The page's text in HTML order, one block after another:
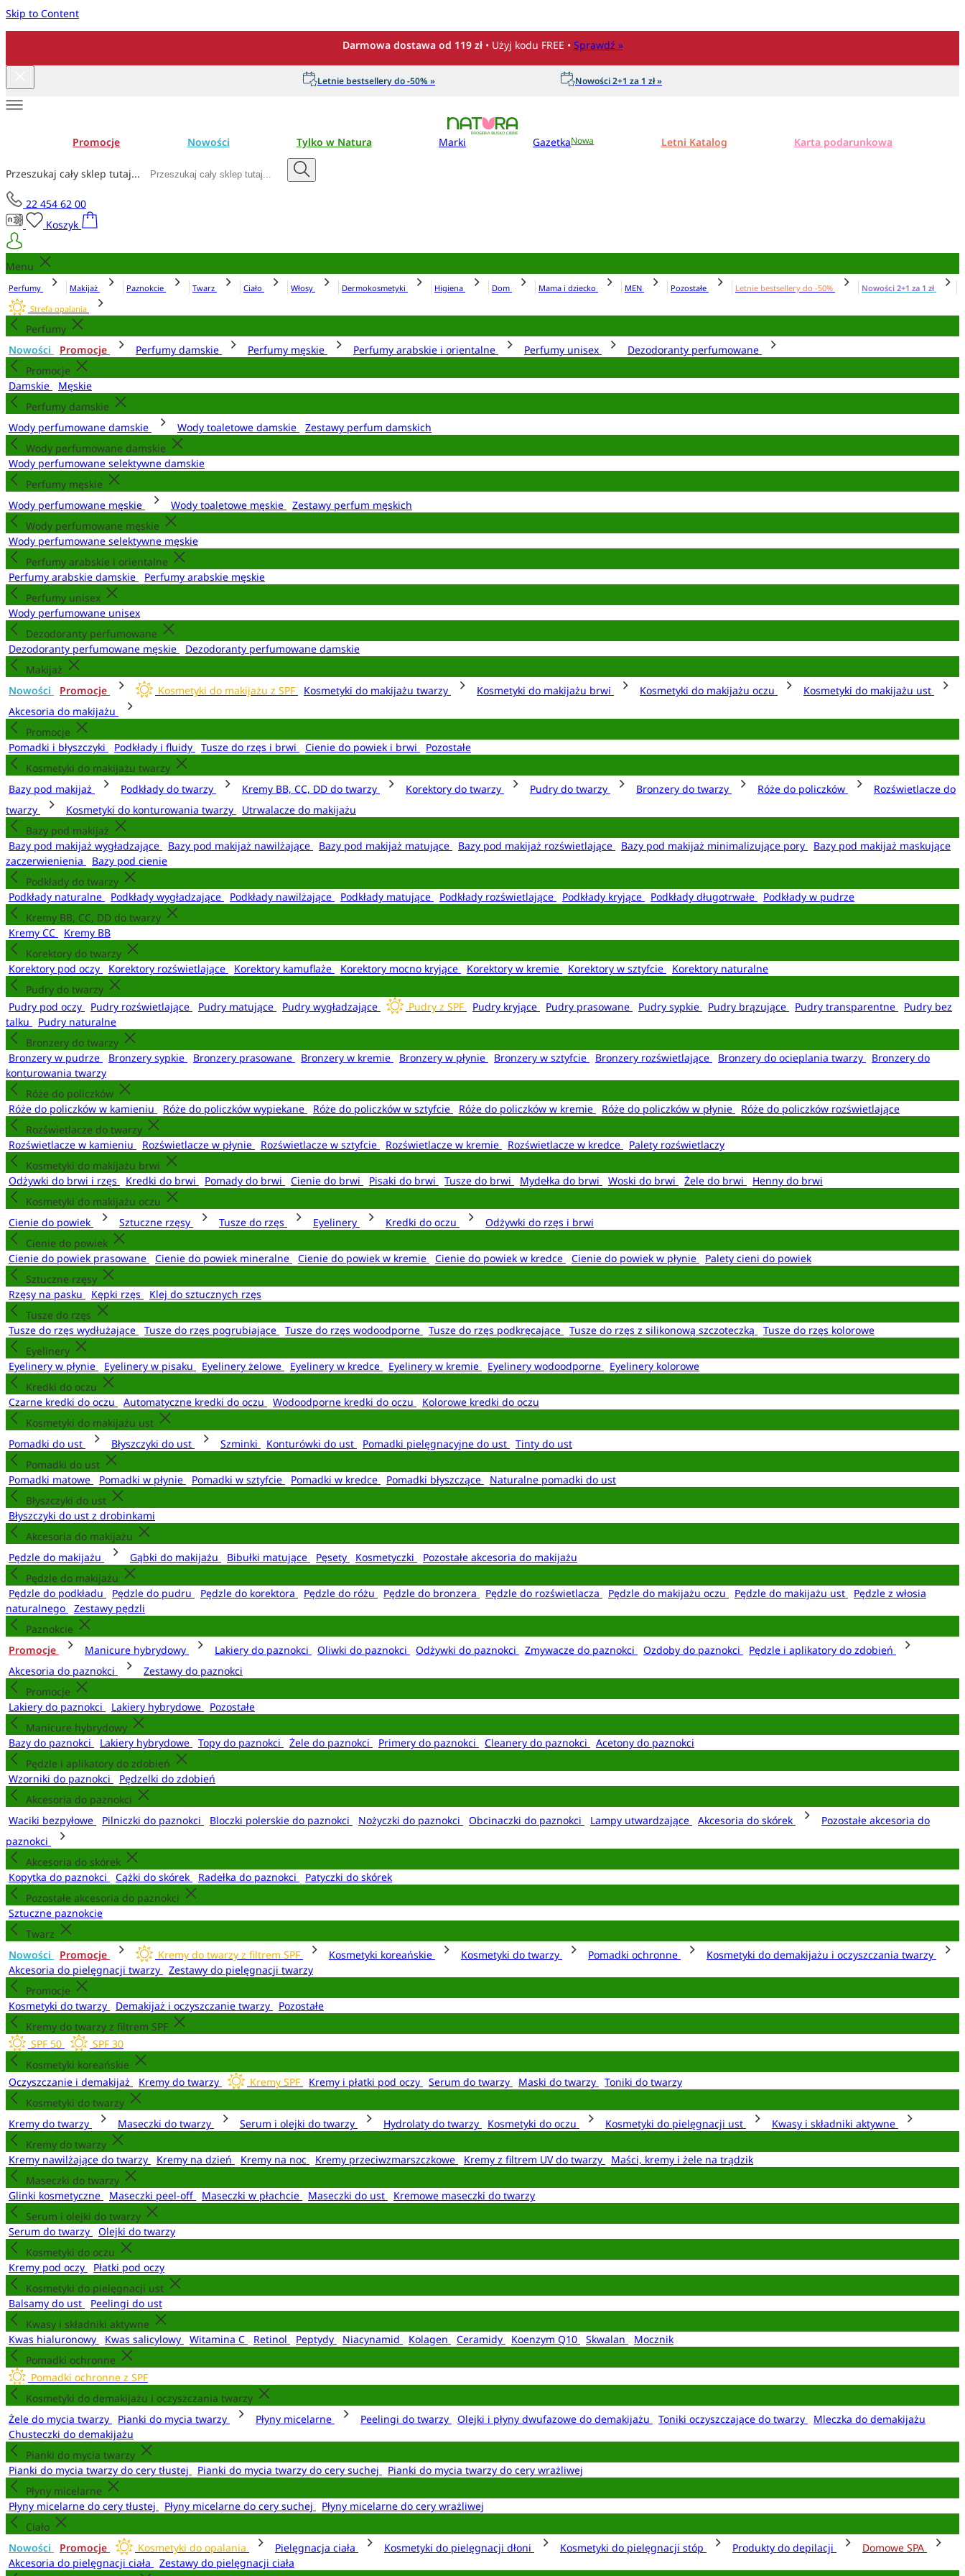
Skip to Content
Darmowa dostawa od 119 zł • Użyj kodu FREE • Sprawdź »
Letnie bestsellery do -50% » Nowości 2+1 za 1 zł »
Promocje Nowości Tylko w Natura Marki GazetkaNowa Letni Katalog Karta podarunkowa
Przeszukaj cały sklep tutaj...
22 454 62 00
Koszyk
Menu
Perfumy Makijaż Paznokcie Twarz Ciało Włosy Dermokosmetyki Higiena Dom Mama i dziecko MEN Pozostałe Letnie bestsellery do -50%
Nowości 2+1 za 1 zł
Strefa opalania
Perfumy
Nowości
Promocje Perfumy damskie Perfumy męskie Perfumy arabskie i orientalne Perfumy unisex
Dezodoranty perfumowane
Promocje
Damskie
Męskie
Perfumy damskie
Wody perfumowane damskie
Wody toaletowe damskie
Zestawy perfum damskich
Wody perfumowane damskie
Wody perfumowane selektywne damskie
Perfumy męskie
Wody perfumowane męskie
Wody toaletowe męskie
Zestawy perfum męskich
Wody perfumowane męskie
Wody perfumowane selektywne męskie
Perfumy arabskie i orientalne
Perfumy arabskie damskie
Perfumy arabskie męskie
Perfumy unisex
Wody perfumowane unisex
Dezodoranty perfumowane
Dezodoranty perfumowane męskie
Dezodoranty perfumowane damskie
Makijaż
Nowości
Promocje Kosmetyki do makijażu z SPF Kosmetyki do makijażu twarzy Kosmetyki do makijażu brwi Kosmetyki do makijażu oczu
Kosmetyki do makijażu ust
Akcesoria do makijażu
Promocje
Pomadki i błyszczyki
Podkłady i fluidy Tusze do rzęs i brwi Cienie do powiek i brwi
Pozostałe
Kosmetyki do makijażu twarzy
Bazy pod makijaż
Podkłady do twarzy Kremy BB, CC, DD do twarzy Korektory do twarzy Pudry do twarzy Bronzery do twarzy Róże do policzków
Rozświetlacze do
twarzy
Kosmetyki do konturowania twarzy
Utrwalacze do makijażu
Bazy pod makijaż
Bazy pod makijaż wygładzające
Bazy pod makijaż nawilżające Bazy pod makijaż matujące Bazy pod makijaż rozświetlające Bazy pod makijaż minimalizujące pory
Bazy pod makijaż maskujące
zaczerwienienia
Bazy pod cienie
Podkłady do twarzy
Podkłady naturalne
Podkłady wygładzające Podkłady nawilżające Podkłady matujące Podkłady rozświetlające Podkłady kryjące Podkłady długotrwałe
Podkłady w pudrze
Kremy BB, CC, DD do twarzy
Kremy CC
Kremy BB
Korektory do twarzy
Korektory pod oczy
Korektory rozświetlające Korektory kamuflaże Korektory mocno kryjące Korektory w kremie Korektory w sztyfcie
Korektory naturalne
Pudry do twarzy
Pudry pod oczy
Pudry rozświetlające Pudry matujące Pudry wygładzające Pudry z SPF Pudry kryjące Pudry prasowane Pudry sypkie Pudry brązujące Pudry transparentne
Pudry bez
talku
Pudry naturalne
Bronzery do twarzy
Bronzery w pudrze
Bronzery sypkie Bronzery prasowane Bronzery w kremie Bronzery w płynie Bronzery w sztyfcie Bronzery rozświetlające Bronzery do ocieplania twarzy
Bronzery do
konturowania twarzy
Róże do policzków
Róże do policzków w kamieniu
Róże do policzków wypiekane Róże do policzków w sztyfcie Róże do policzków w kremie Róże do policzków w płynie
Róże do policzków rozświetlające
Rozświetlacze do twarzy
Rozświetlacze w kamieniu
Rozświetlacze w płynie Rozświetlacze w sztyfcie Rozświetlacze w kremie Rozświetlacze w kredce
Palety rozświetlaczy
Kosmetyki do makijażu brwi
Odżywki do brwi i rzęs
Kredki do brwi Pomady do brwi Cienie do brwi Pisaki do brwi Tusze do brwi Mydełka do brwi Woski do brwi Żele do brwi
Henny do brwi
Kosmetyki do makijażu oczu
Cienie do powiek
Sztuczne rzęsy Tusze do rzęs Eyelinery Kredki do oczu
Odżywki do rzęs i brwi
Cienie do powiek
Cienie do powiek prasowane
Cienie do powiek mineralne Cienie do powiek w kremie Cienie do powiek w kredce Cienie do powiek w płynie
Palety cieni do powiek
Sztuczne rzęsy
Rzęsy na pasku
Kępki rzęs
Klej do sztucznych rzęs
Tusze do rzęs
Tusze do rzęs wydłużające
Tusze do rzęs pogrubiające Tusze do rzęs wodoodporne Tusze do rzęs podkręcające Tusze do rzęs z silikonową szczoteczką
Tusze do rzęs kolorowe
Eyelinery
Eyelinery w płynie
Eyelinery w pisaku Eyelinery żelowe Eyelinery w kredce Eyelinery w kremie Eyelinery wodoodporne
Eyelinery kolorowe
Kredki do oczu
Czarne kredki do oczu
Automatyczne kredki do oczu Wodoodporne kredki do oczu
Kolorowe kredki do oczu
Kosmetyki do makijażu ust
Pomadki do ust
Błyszczyki do ust Szminki Konturówki do ust Pomadki pielęgnacyjne do ust
Tinty do ust
Pomadki do ust
Pomadki matowe
Pomadki w płynie Pomadki w sztyfcie Pomadki w kredce Pomadki błyszczące
Naturalne pomadki do ust
Błyszczyki do ust
Błyszczyki do ust z drobinkami
Akcesoria do makijażu
Pędzle do makijażu
Gąbki do makijażu Bibułki matujące Pęsety Kosmetyczki
Pozostałe akcesoria do makijażu
Pędzle do makijażu
Pędzle do podkładu
Pędzle do pudru Pędzle do korektora Pędzle do różu Pędzle do bronzera Pędzle do rozświetlacza Pędzle do makijażu oczu Pędzle do makijażu ust
Pędzle z włosia
naturalnego
Zestawy pędzli
Paznokcie
Promocje
Manicure hybrydowy Lakiery do paznokci Oliwki do paznokci Odżywki do paznokci Zmywacze do paznokci Ozdoby do paznokci
Pędzle i aplikatory do zdobień
Akcesoria do paznokci
Zestawy do paznokci
Promocje
Lakiery do paznokci
Lakiery hybrydowe
Pozostałe
Manicure hybrydowy
Bazy do paznokci
Lakiery hybrydowe Topy do paznokci Żele do paznokci Primery do paznokci Cleanery do paznokci
Acetony do paznokci
Pędzle i aplikatory do zdobień
Wzorniki do paznokci
Pędzelki do zdobień
Akcesoria do paznokci
Waciki bezpyłowe
Pilniczki do paznokci Bloczki polerskie do paznokci Nożyczki do paznokci Obcinaczki do paznokci Lampy utwardzające Akcesoria do skórek
Pozostałe akcesoria do
paznokci
Akcesoria do skórek
Kopytka do paznokci
Cążki do skórek Radełka do paznokci
Patyczki do skórek
Pozostałe akcesoria do paznokci
Sztuczne paznokcie
Twarz
Nowości
Promocje Kremy do twarzy z filtrem SPF Kosmetyki koreańskie Kosmetyki do twarzy Pomadki ochronne
Kosmetyki do demakijażu i oczyszczania twarzy
Akcesoria do pielęgnacji twarzy
Zestawy do pielęgnacji twarzy
Promocje
Kosmetyki do twarzy
Demakijaż i oczyszczanie twarzy
Pozostałe
Kremy do twarzy z filtrem SPF
SPF 50
SPF 30
Kosmetyki koreańskie
Oczyszczanie i demakijaż
Kremy do twarzy Kremy SPF Kremy i płatki pod oczy Serum do twarzy Maski do twarzy
Toniki do twarzy
Kosmetyki do twarzy
Kremy do twarzy
Maseczki do twarzy Serum i olejki do twarzy Hydrolaty do twarzy Kosmetyki do oczu Kosmetyki do pielęgnacji ust
Kwasy i składniki aktywne
Kremy do twarzy
Kremy nawilżające do twarzy
Kremy na dzień Kremy na noc Kremy przeciwzmarszczkowe Kremy z filtrem UV do twarzy
Maści, kremy i żele na trądzik
Maseczki do twarzy
Glinki kosmetyczne
Maseczki peel-off Maseczki w płachcie Maseczki do ust
Kremowe maseczki do twarzy
Serum i olejki do twarzy
Serum do twarzy
Olejki do twarzy
Kosmetyki do oczu
Kremy pod oczy
Płatki pod oczy
Kosmetyki do pielęgnacji ust
Balsamy do ust
Peelingi do ust
Kwasy i składniki aktywne
Kwas hialuronowy
Kwas salicylowy Witamina C Retinol Peptydy Niacynamid Kolagen Ceramidy Koenzym Q10 Skwalan
Mocznik
Pomadki ochronne
Pomadki ochronne z SPF
Kosmetyki do demakijażu i oczyszczania twarzy
Żele do mycia twarzy
Pianki do mycia twarzy Płyny micelarne Peelingi do twarzy Olejki i płyny dwufazowe do demakijażu Toniki oczyszczające do twarzy
Mleczka do demakijażu
Chusteczki do demakijażu
Pianki do mycia twarzy
Pianki do mycia twarzy do cery tłustej
Pianki do mycia twarzy do cery suchej
Pianki do mycia twarzy do cery wrażliwej
Płyny micelarne
Płyny micelarne do cery tłustej
Płyny micelarne do cery suchej
Płyny micelarne do cery wrażliwej
Ciało
Nowości
Promocje Kosmetyki do opalania Pielęgnacja ciała Kosmetyki do pielęgnacji dłoni Kosmetyki do pielęgnacji stóp Produkty do depilacji
Domowe SPA
Akcesoria do pielęgnacji ciała
Zestawy do pielęgnacji ciała